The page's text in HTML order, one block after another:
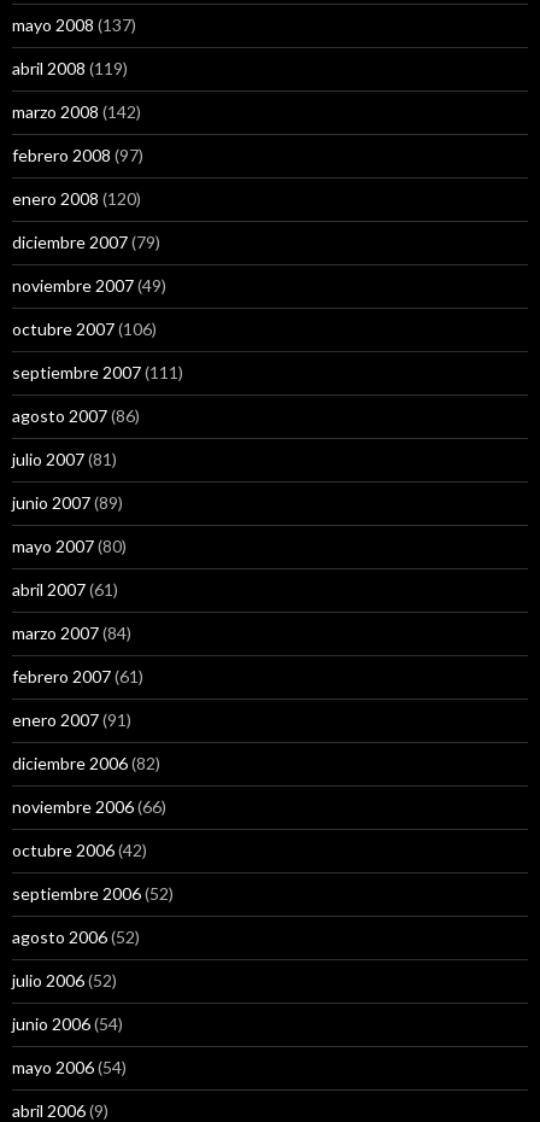
mayo 2008 (137)
abril 2008 (119)
marzo 2008 (142)
febrero 2008 (97)
enero 2008 (120)
diciembre 2007(79)
noviembre 2007(49)
octubre 2007(106)
septiembre 2007(111)
agosto 2007(86)
julio 2007(81)
junio 2007(89)
mayo 2007(80)
abril 2007(61)
marzo 2007(84)
febrero 2007(61)
enero 2007(91)
diciembre 2006(82)
noviembre 2006(66)
octubre 2006(42)
septiembre 2006(52)
agosto 2006(52)
julio 2006(52)
junio 2006(54)
mayo 2006(54)
abril 2006(9)